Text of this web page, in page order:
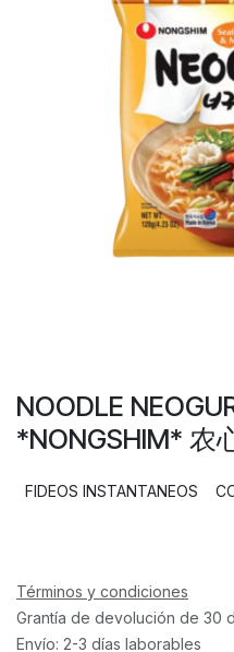
NOODLE
*NONGSHIM* 农
FIDEOS INSTANTANEOS
Términos y condiciones
Grantía de devolución de 30
Envío: 2-3 días laborables